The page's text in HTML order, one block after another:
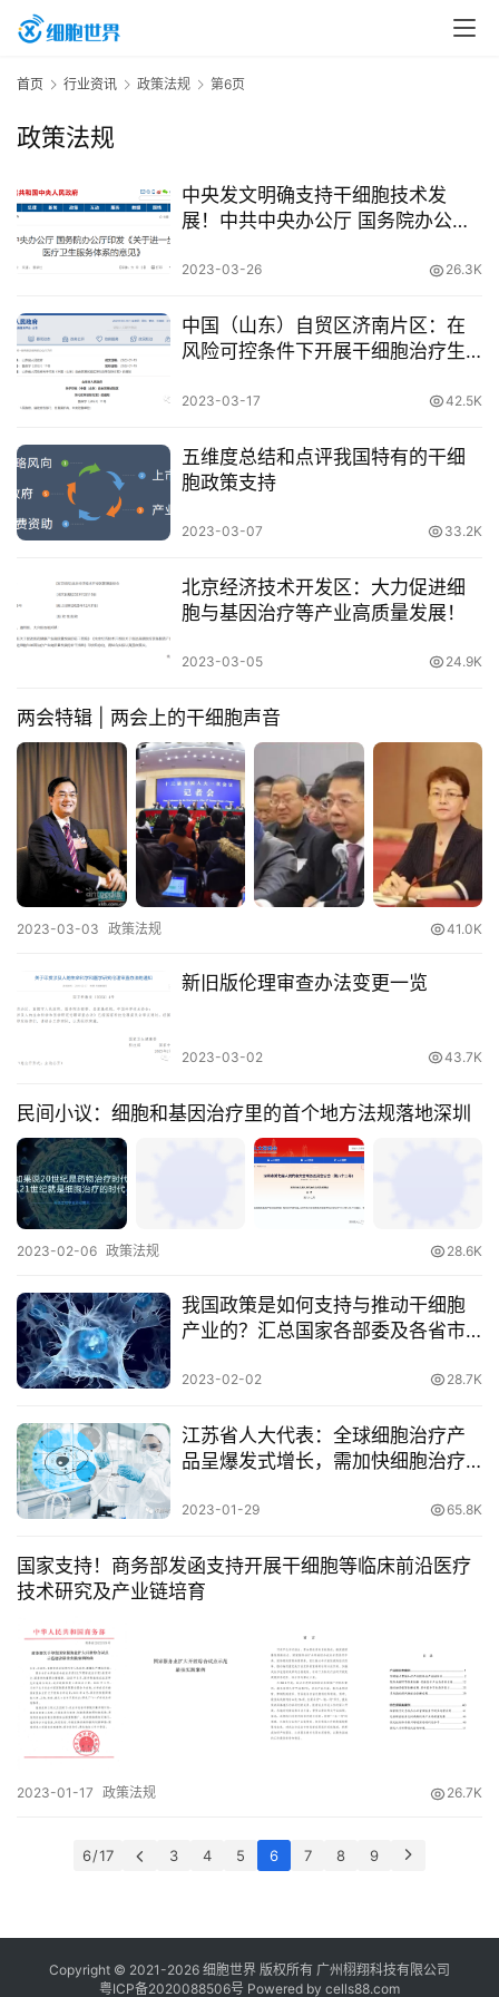
行
业
资
讯
再
医
床
化
会
展
活
动
关
我
们
首页 行业资讯 政策法规 第6页
政策法规
中央发文明确支持干细胞技术发
展！中共中央办公厅 国务院办公厅
务体系的意见》
2023-03-26 26.3K
中国（山东）自贸区济南片区：在
风险可控条件下开展干细胞治疗生
2023-03-17 42.5K
五维度总结和点评我国特有的干细
胞政策支持
2023-03-07 33.2K
北京经济技术开发区：大力促进细
胞与基因治疗等产业高质量发展！
2023-03-05 24.9K
两会特辑 | 两会上的干细胞声音
2023-03-03 政策法规 41.0K
新旧版伦理审查办法变更一览
2023-03-02 43.7K
民间小议：细胞和基因治疗里的首个地方法规落地深圳
2023-02-06 政策法规 28.6K
我国政策是如何支持与推动干细胞
产业的？汇总国家各部委及各省市
2023-02-02 28.7K
江苏省人大代表：全球细胞治疗产
品呈爆发式增长，需加快细胞治疗
2023-01-29 65.8K
国家支持！商务部发函支持开展干细胞等临床前沿医疗
技术研究及产业链培育
2023-01-17 政策法规 26.7K
6 / 17 3 4 5 6 7 8 9
Copyright © 2021-2026 细胞世界 版权所有 广州栩翔科技有限公司
粤ICP备2020088506号 Powered by cells88.com